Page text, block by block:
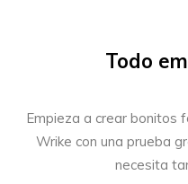
Todo
Empieza a crear bonitos
Wrike con una prueba
necesita